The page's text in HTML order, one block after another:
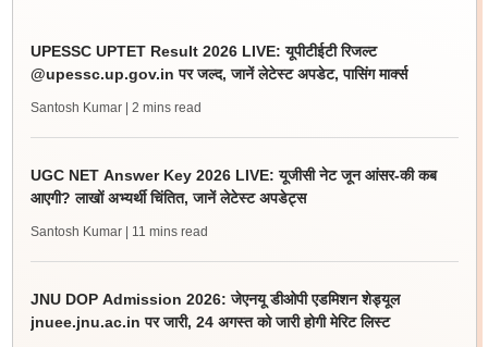
UPESSC UPTET Result 2026 LIVE: यूपीटीईटी रिजल्ट
@upessc.up.gov.in पर जल्द, जानें लेटेस्ट अपडेट, पासिंग मार्क्स
Santosh Kumar | 2 mins read
UGC NET Answer Key 2026 LIVE: यूजीसी नेट जून आंसर-की कब
आएगी? लाखों अभ्यर्थी चिंतित, जानें लेटेस्ट अपडेट्स
Santosh Kumar | 11 mins read
JNU DOP Admission 2026: जेएनयू डीओपी एडमिशन शेड्यूल
jnuee.jnu.ac.in पर जारी, 24 अगस्त को जारी होगी मेरिट लिस्ट